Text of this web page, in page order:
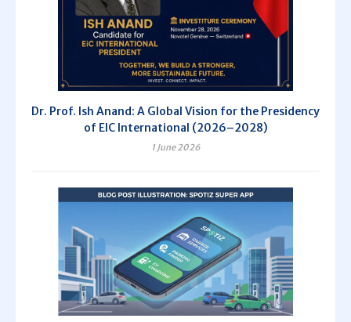
Dr. Prof. Ish Anand: A Global Vision for the Presidency
of EIC International (2026–2028)
1 June 2026